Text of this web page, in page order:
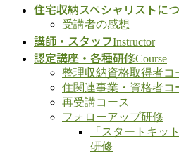
住宅収納スペシャリストに
受講者の感想
講師・スタッフInstructor
認定講座・各種研修Course
整理収納資格取得者コ
住関連事業・資格者コ
再受講コース
フォローアップ研修
「スタートキッ
研修